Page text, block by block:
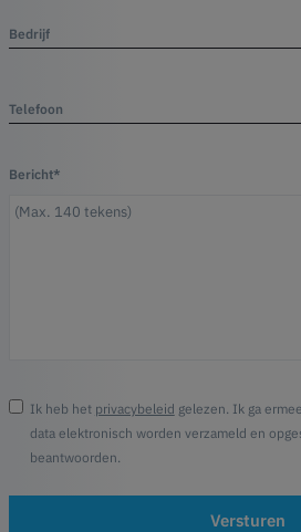
Bedrijf
Telefoon
Bericht*
Ik heb het privacybeleid gelezen. Ik ga
data elektronisch worden verzameld en
beantwoorden.
Versturen